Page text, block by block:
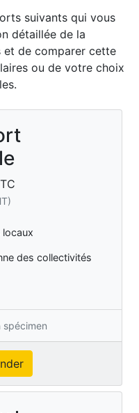
suivants qui vous
détaillée de la
et de comparer cette
ou de votre choix
locaux
des collectivités
spécimen